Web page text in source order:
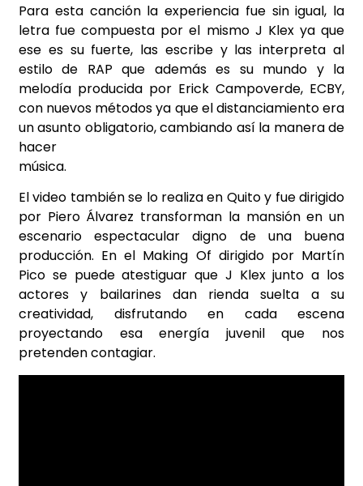
Para esta canción la experiencia fue sin igual, la
letra fue compuesta por el mismo J Klex ya que
ese es su fuerte, las escribe y las interpreta al
estilo de RAP que además es su mundo y la
melodía producida por Erick Campoverde, ECBY,
con nuevos métodos ya que el distanciamiento era
un asunto obligatorio, cambiando así la manera de
hacer
música.
El video también se lo realiza en Quito y fue dirigido
por Piero Álvarez transforman la mansión en un
escenario espectacular digno de una buena
producción. En el Making Of dirigido por Martín
Pico se puede atestiguar que J Klex junto a los
actores y bailarines dan rienda suelta a su
creatividad, disfrutando en cada escena
proyectando esa energía juvenil que nos
pretenden contagiar.